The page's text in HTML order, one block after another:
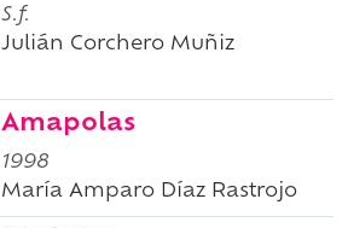
S.f.
Julián Corchero Muñiz
Amapolas
1998
María Amparo Díaz Rastrojo